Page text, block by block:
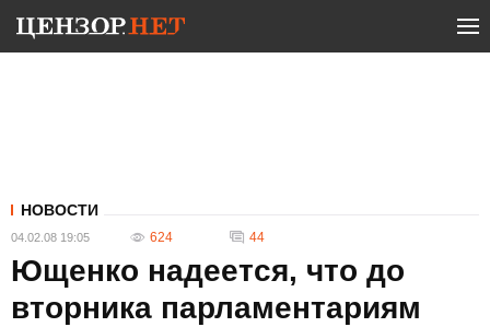
НОВОСТИ
04.02.08 19:05 624 44
Ющенко надеется, что до
вторника парламентариям